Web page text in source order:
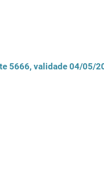
5666, validade 04/05/